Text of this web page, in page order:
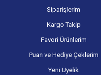
Siparişlerim
Kargo Takip
Favori Ürünlerim
Puan ve Hediye Çeklerim
Yeni Üyelik